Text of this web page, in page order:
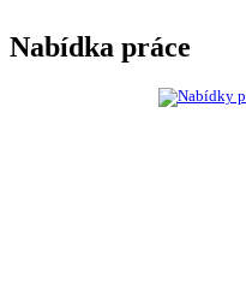
Nabídka práce